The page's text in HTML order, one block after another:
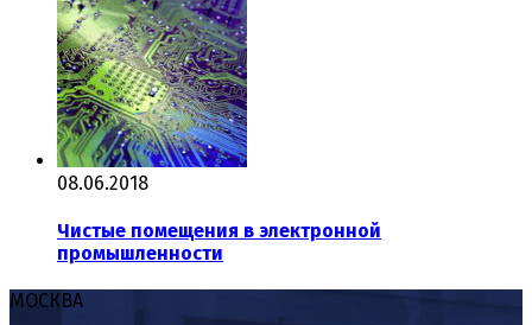
08.06.2018
Чистые помещения в электронной
промышленности
МОСКВА